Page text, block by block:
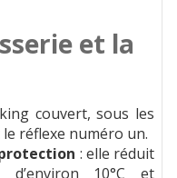
et la
couvert, sous les
le réflexe numéro un.
: elle réduit
10°C et